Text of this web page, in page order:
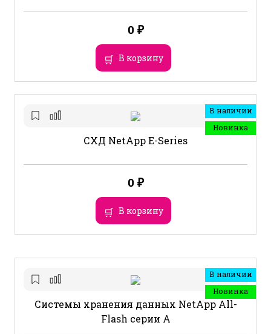
0 ₽
В корзину
В наличии
Новинка
СХД NetApp E-Series
0 ₽
В корзину
В наличии
Новинка
Системы хранения данных NetApp All-
Flash серии A